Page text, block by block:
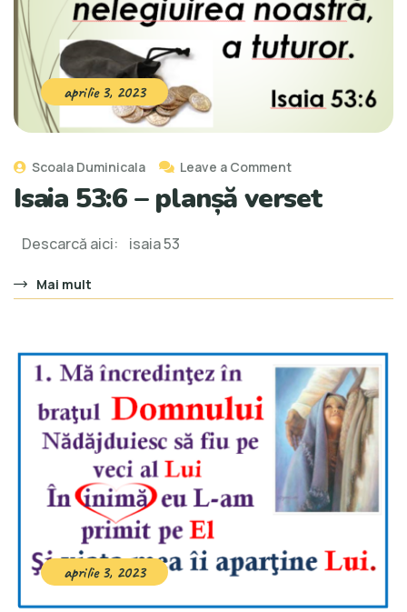
aprilie 3, 2023
Scoala Duminicala Leave a Comment
Isaia 53:6 – planșă verset
Descarcă aici: isaia 53
Mai mult
aprilie 3, 2023